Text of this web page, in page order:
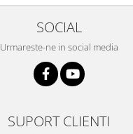
SOCIAL
Urmareste-ne in social media
SUPORT CLIENTI